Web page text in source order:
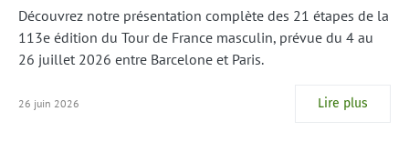
Découvrez notre présentation complète des 21 étapes de la
113e édition du Tour de France masculin, prévue du 4 au
26 juillet 2026 entre Barcelone et Paris.
26 juin 2026 Lire plus